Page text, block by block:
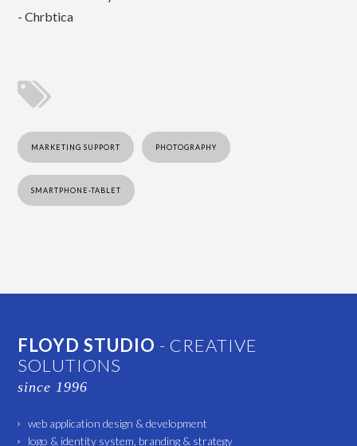
- Chrbtica
MARKETING SUPPORT PHOTOGRAPHY
SMARTPHONE-TABLET
FLOYD STUDIO - CREATIVE
SOLUTIONS
since 1996
web application design & development
logo & identity system, branding & strategy